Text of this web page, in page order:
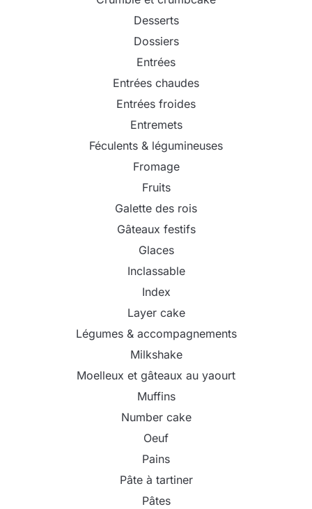
Desserts
Dossiers
Entrées
Entrées chaudes
Entrées froides
Entremets
Féculents & légumineuses
Fromage
Fruits
Galette des rois
Gâteaux festifs
Glaces
Inclassable
Index
Layer cake
Légumes & accompagnements
Milkshake
Moelleux et gâteaux au yaourt
Muffins
Number cake
Oeuf
Pains
Pâte à tartiner
Pâtes